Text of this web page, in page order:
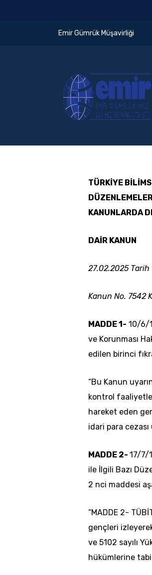
Emir Gümrük Müşavirliği
TÜRKİYE
KANUNLARDA
DAİR KANUN
27.02.2025 Tarih
Kanun No. 7542
MADDE 1- 10/6/
ve Korunması
edilen birinci
“Bu Kanun
kontrol
hareket eden
idari para cezası
MADDE 2- 17/7/
ile İlgili Bazı
2 nci maddesi
“MADDE 2-
gençleri
ve 5102 sayılı
hükümlerine tabi